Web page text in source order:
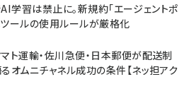
習は禁止に。新規約「エージェントポ
ツールの使用ルールが厳格化
ト運輸・佐川急便・日本郵便が配送制
オムニチャネル成功の条件【ネッ担アク